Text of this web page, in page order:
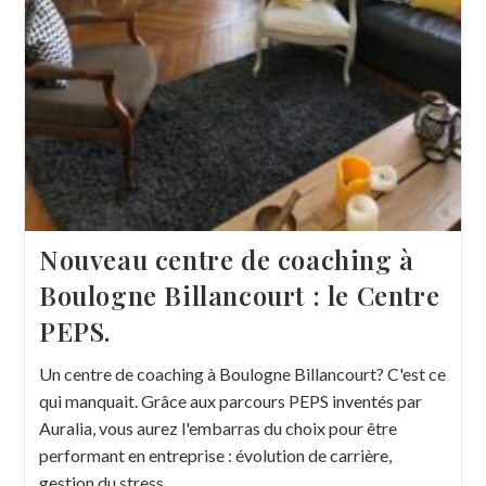
Nouveau centre de coaching à
Boulogne Billancourt : le Centre
PEPS.
Un centre de coaching à Boulogne Billancourt? C'est ce
qui manquait. Grâce aux parcours PEPS inventés par
Auralia, vous aurez l'embarras du choix pour être
performant en entreprise : évolution de carrière,